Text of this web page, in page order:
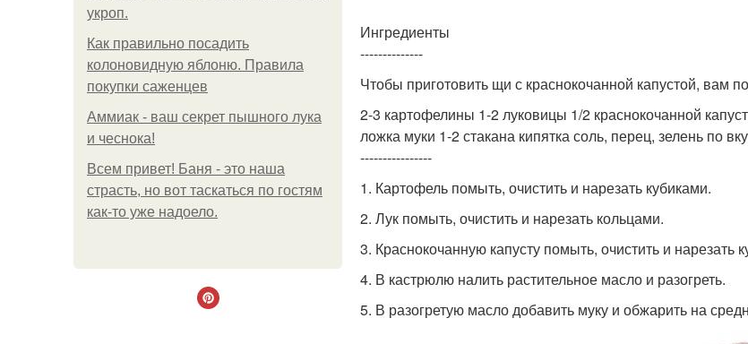
укроп.
Как правильно посадить
колоновидную яблоню. Правила
покупки саженцев
Аммиак - ваш секрет пышного лука
и чеснока!
Всем привет! Баня - это наша
страсть, но вот таскаться по гостям
как-то уже надоело.
Ингредиенты
--------------
Чтобы приготовить щи с краснокочанной капустой, вам
2-3 картофелины 1-2 луковицы 1/2 краснокочанной
ложка муки 1-2 стакана кипятка соль, перец, зелень по
----------------
1. Картофель помыть, очистить и нарезать кубиками.
2. Лук помыть, очистить и нарезать кольцами.
3. Краснокочанную капусту помыть, очистить и нарезать
4. В кастрюлю налить растительное масло и разогреть.
5. В разогретую масло добавить муку и обжарить на